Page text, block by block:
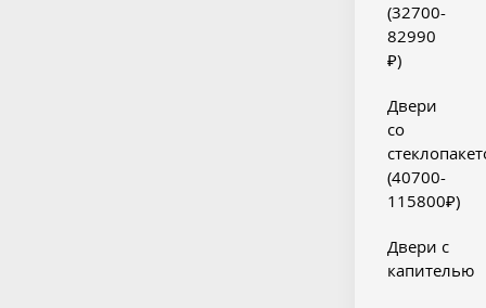
(32700-
82990
₽)
Двери
со
(40700-
115800₽)
Двери с
капителью